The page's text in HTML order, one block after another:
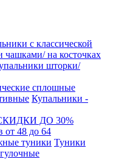
с классической
на косточках
шторки/
сплошные
Купальники -
ДО 30%
от 48 до 64
туники Туники